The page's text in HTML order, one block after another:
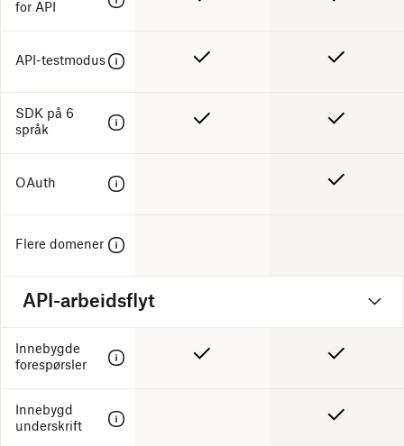
for API
API-testmodus
SDK på 6
språk
OAuth
Flere domener
API-arbeidsflyt
Innebygde
forespørsler
Innebygd
underskrift